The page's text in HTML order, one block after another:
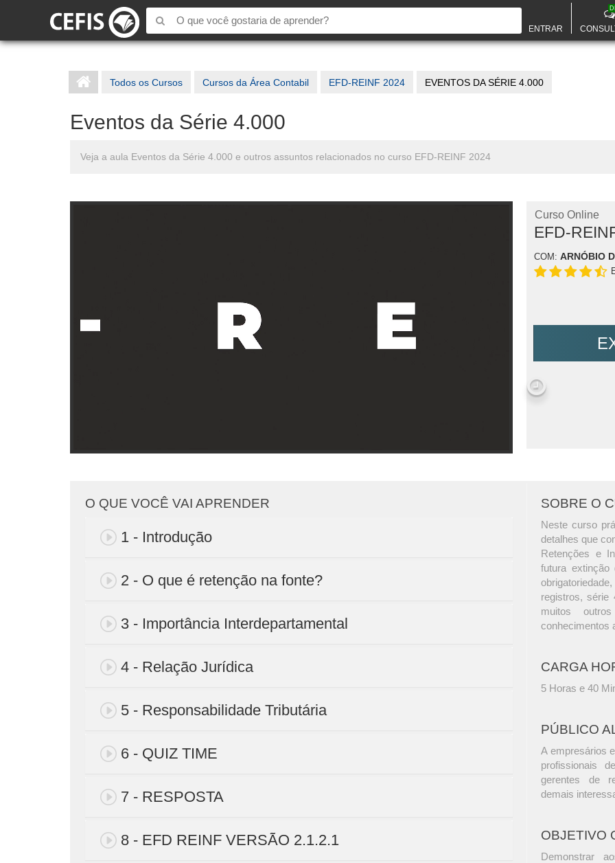
ENTRAR
Todos os Cursos Cursos da Área Contabil EFD-REINF 2024 EVENTOS DA SÉRIE 4.000
Eventos da Série 4.000
Veja a aula Eventos da Série 4.000 e outros assuntos relacionados no curso EFD-REINF 2024
Curso Online
EFD-
COM: ARNÓBIO
O QUE VOCÊ VAI APRENDER
1 - Introdução
2 - O que é retenção na fonte?
3 - Importância Interdepartamental
4 - Relação Jurídica
5 - Responsabilidade Tributária
6 - QUIZ TIME
7 - RESPOSTA
8 - EFD REINF VERSÃO 2.1.2.1
SOBRE O
Neste curso
detalhes que
Retenções e
futura extinção
registros, série
muitos
conhecimentos
CARGA
5 Horas e 40
PÚBLICO
A empresários
profissionais
gerentes de
demais
OBJETIVO
Demonstrar